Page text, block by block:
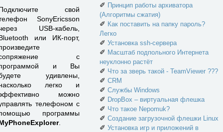
свой
SonyEricsson
USB-кабель,
или ИК-порт,
с
и Вы
удивлены,
легко и
можно
телефоном с
программы
.
✐ Принцип работы архиватора
(Алгоритмы сжатия)
✐ Как поставить на папку пароль?
Легко
✐ Установка ssh-сервера
✐ Масштаб подпольного Интернета
неуклонно растёт
✐ Что за зверь такой - TeamViewer ???
✐ CRM
✐ Службы Windows
✐ DropBox – виртуальная флешка
✐ Что такое Nepomuk?
✐ Создание загрузочной флешки Linux
✐ Установка игр и приложений в